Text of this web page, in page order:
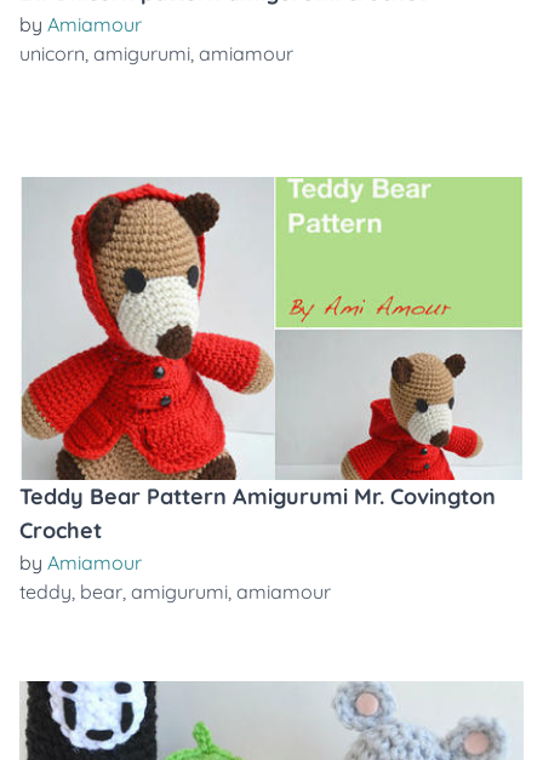
by Amiamour
unicorn, amigurumi, amiamour
Teddy Bear Pattern Amigurumi Mr. Covington
Crochet
by Amiamour
teddy, bear, amigurumi, amiamour